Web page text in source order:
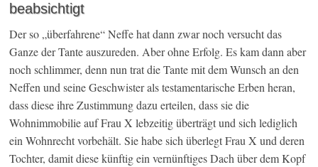
beabsichtigt
Der so „überfahrene“ Neffe hat dann zwar noch versucht das
Ganze der Tante auszureden. Aber ohne Erfolg. Es kam dann aber
noch schlimmer, denn nun trat die Tante mit dem Wunsch an den
Neffen und seine Geschwister als testamentarische Erben heran,
dass diese ihre Zustimmung dazu erteilen, dass sie die
Wohnimmobilie auf Frau X lebzeitig überträgt und sich lediglich
ein Wohnrecht vorbehält. Sie habe sich überlegt Frau X und deren
Tochter, damit diese künftig ein vernünftiges Dach über dem Kopf